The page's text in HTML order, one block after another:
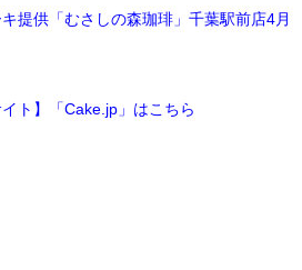
提供「むさしの森珈琲」千葉駅前店4月
ト】「Cake.jp」はこちら